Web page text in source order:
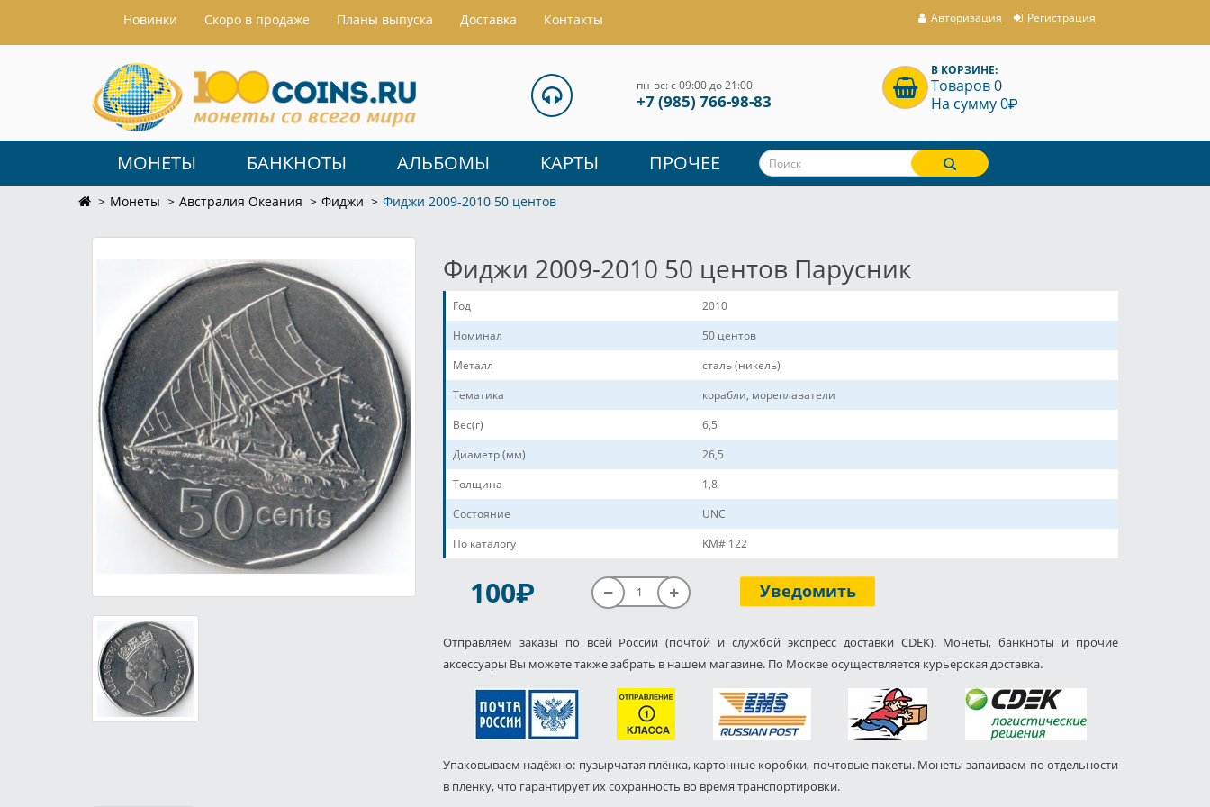
Hовинки Скоро в продаже Планы выпуска Доставка Контакты Авторизация Регистрация
пн-вс: с 09:00 до 21:00
+7 (985) 766-98-83
В КОРЗИНЕ:
Товаров 0
На сумму 0P
МОНЕТЫ БАНКНОТЫ АЛЬБОМЫ КАРТЫ ПРОЧЕЕ
Монеты Австралия Океания Фиджи Фиджи 2009-2010 50 центов
Фиджи 2009-2010 50 центов Парусник
Год
2010
Номинал
50 центов
Металл
сталь (никель)
Тематика
корабли, мореплаватели
Вес(г)
6,5
Диаметр (мм)
26,5
Толщина
1,8
Состояние
UNC
По каталогу
KM# 122
100P Уведомить
Отправляем заказы по всей России (почтой и службой экспресс доставки CDEK). Монеты, банкноты и прочие
аксессуары Вы можете также забрать в нашем магазине. По Москве осуществляется курьерская доставка.
Упаковываем надёжно: пузырчатая плёнка, картонные коробки, почтовые пакеты. Монеты запаиваем по отдельности
в пленку, что гарантирует их сохранность во время транспортировки.